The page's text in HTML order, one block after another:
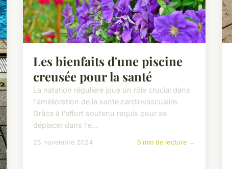
Les bienfaits d'une piscine
creusée pour la santé
La natation régulière joue un rôle crucial dans
l'amélioration de la santé cardiovasculaire.
Grâce à l'effort soutenu requis pour se
déplacer dans l'e...
25 novembre 2024 5 min de lecture →